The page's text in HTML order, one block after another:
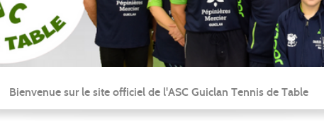
Bienvenue sur le site officiel de l'ASC Guiclan Tennis de Table